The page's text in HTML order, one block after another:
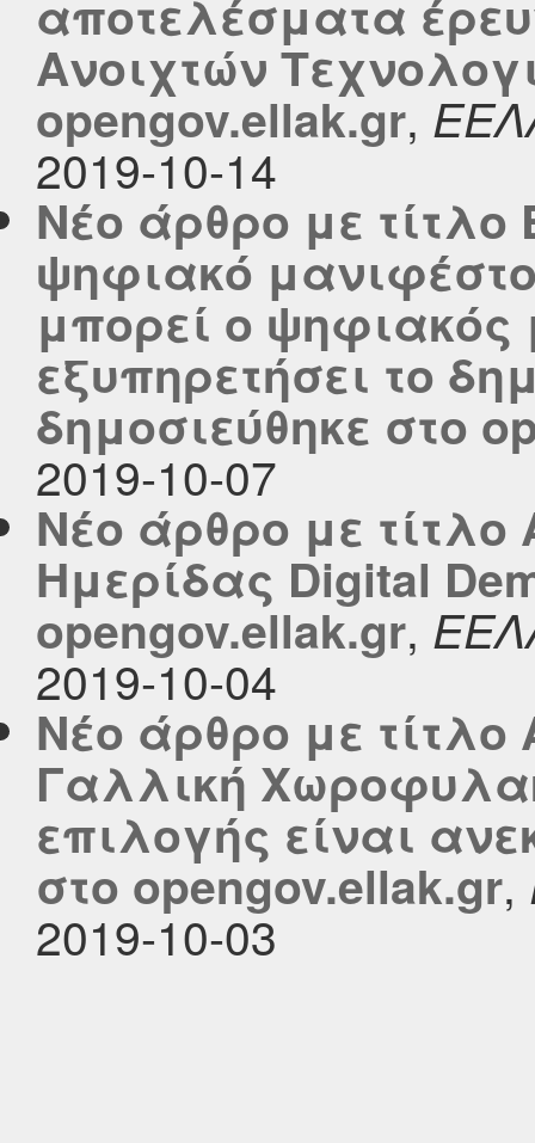
αποτελέσματα
Ανοιχτών
opengov.ellak.gr,
2019-10-14
Νέο άρθρο με
ψηφιακό
μπορεί ο
εξυπηρετήσει το
δημοσιεύθηκε στο
2019-10-07
Νέο άρθρο με
Ημερίδας Digital
opengov.ellak.gr,
2019-10-04
Νέο άρθρο με τίτλο
Γαλλική
επιλογής είναι
στο opengov.ellak.gr,
2019-10-03